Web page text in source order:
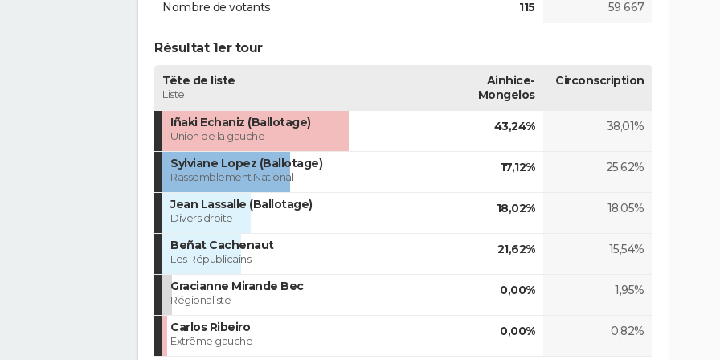
Nombre de votants 115 59 667
Résultat 1er tour
Tête de liste
Liste
Ainhice-
Mongelos
Circonscription
Iñaki Echaniz (Ballotage)
Union de la gauche
43,24% 38,01%
Sylviane Lopez (Ballotage)
Rassemblement National
17,12% 25,62%
Jean Lassalle (Ballotage)
Divers droite
18,02% 18,05%
Beñat Cachenaut
Les Républicains
21,62% 15,54%
Gracianne Mirande Bec
Régionaliste
0,00% 1,95%
Carlos Ribeiro
Extrême gauche
0,00% 0,82%